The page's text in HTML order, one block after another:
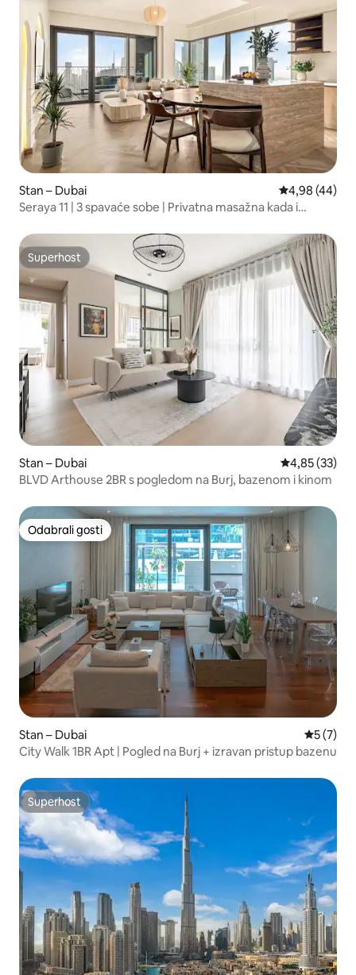
Stan – Dubai Prosječna
4,98 (44)
Seraya 11 | 3 spavaće sobe | Privatna masažna kada i
Superhost
Superhost
Stan – Dubai Prosječna
4,85 (33)
BLVD Arthouse 2BR s pogledom na Burj, bazenom i kinom
Odabrali gosti
Odabrali gosti
Stan – Dubai
5 (7)
City Walk 1BR Apt | Pogled na Burj + izravan pristup bazenu
Superhost
Superhost